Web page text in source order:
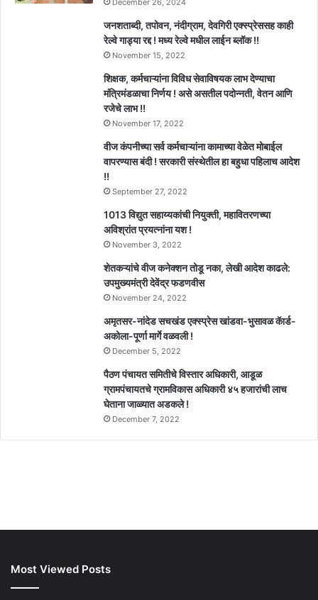
जनशताब्दी, तपोवन, नंदीग्राम, देवगिरी एक्स्प्रेससह काही
रेल्वे गाड्या रद्द ! मध्य रेल्वे मधील लाईन ब्लॉक !!
November 15, 2022
शिक्षक, कर्मचाऱ्यांना विविध सेवाविषयक लाभ देण्याचा
मंत्रिमंडळाचा निर्णय ! असे असतील पदोन्नती, वेतन आणि
रजेचे लाभ !!
November 17, 2022
वीज कंपनीच्या सर्व कर्मचाऱ्यांना कामाच्या वेळेत मोबाईल
वापरण्यास बंदी ! सरकारी संस्थेतील हा बहुधा पहिलाच आदेश
!!
September 27, 2022
1013 विद्युत सहाय्यकांची नियुक्ती, महावितरणच्या
अविश्रांत प्रयत्नांना यश !
November 3, 2022
शेतकऱ्यांचे वीज कनेक्शन तोडू नका, लेखी आदेश काढले:
उपमुख्यमंत्री देवेंद्र फडणवीस
November 24, 2022
अमृतसर-नांदेड सचखंड एक्स्प्रेस खांडवा-भुसावळ कॅार्ड-
अकोला-पूर्णा मार्गे वळवली !
December 5, 2022
पैठण पंचायत समितीचे विस्तार अधिकारी, आडूळ
ग्रामपंचायतचे ग्रामविकास अधिकारी ४५ हजारांची लाच
घेताना जाळ्यात अडकले !
December 7, 2022
Most Viewed Posts